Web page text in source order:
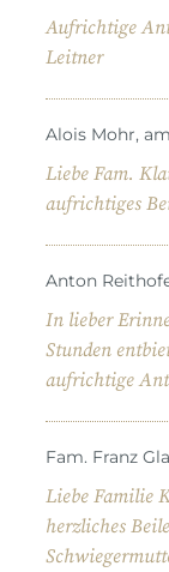
Aufrichtige
Leitner
Alois Mohr,
Liebe Fam.
aufrichtiges
Anton
In lieber
Stunden
aufrichtige
Fam. Franz
Liebe Familie
herzliches